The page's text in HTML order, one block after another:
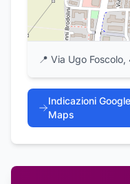
📍 Via Ugo
Indicazioni Google
Maps